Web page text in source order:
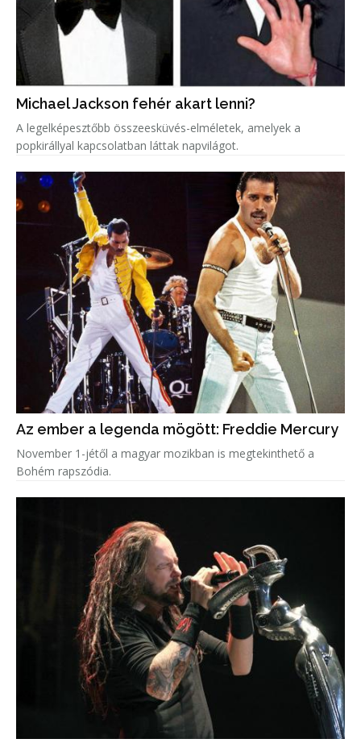
Michael Jackson fehér akart lenni?
A legelképesztőbb összeesküvés-elméletek, amelyek a
popkirállyal kapcsolatban láttak napvilágot.
Az ember a legenda mögött: Freddie Mercury
November 1-jétől a magyar mozikban is megtekinthető a
Bohém rapszódia.